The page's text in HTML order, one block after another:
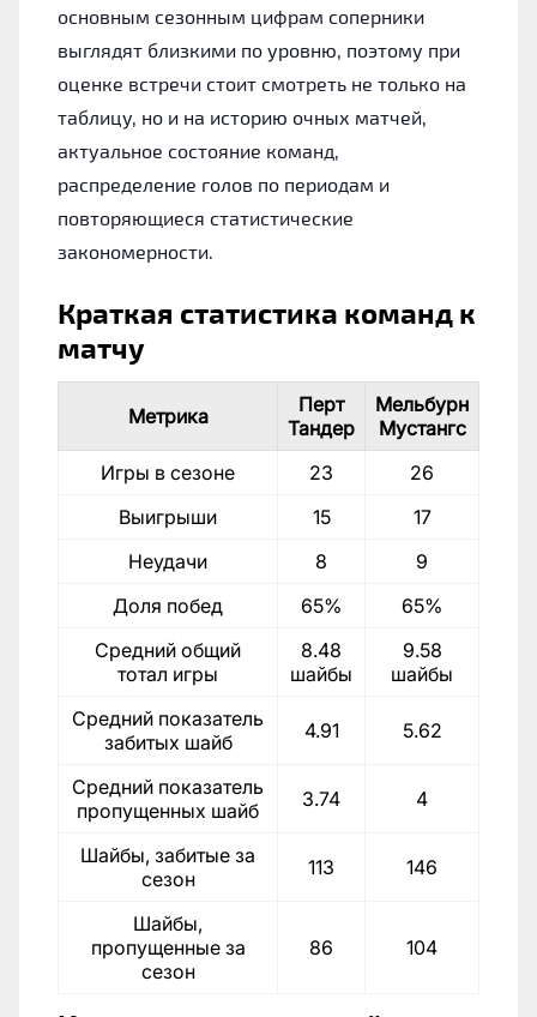
основным сезонным цифрам соперники
выглядят близкими по уровню, поэтому при
оценке встречи стоит смотреть не только на
таблицу, но и на историю очных матчей,
актуальное состояние команд,
распределение голов по периодам и
повторяющиеся статистические
закономерности.
Краткая статистика команд к
матчу
Метрика
Перт
Тандер
Мельбурн
Мустангс
Игры в сезоне
23
26
Выигрыши
15
17
Неудачи
8
9
Доля побед
65%
65%
Средний общий
тотал игры
8.48
шайбы
9.58
шайбы
Средний показатель
забитых шайб
4.91 5.62
Средний показатель
пропущенных шайб
3.74 4
Шайбы, забитые за
сезон
113 146
Шайбы,
пропущенные за
сезон
86 104